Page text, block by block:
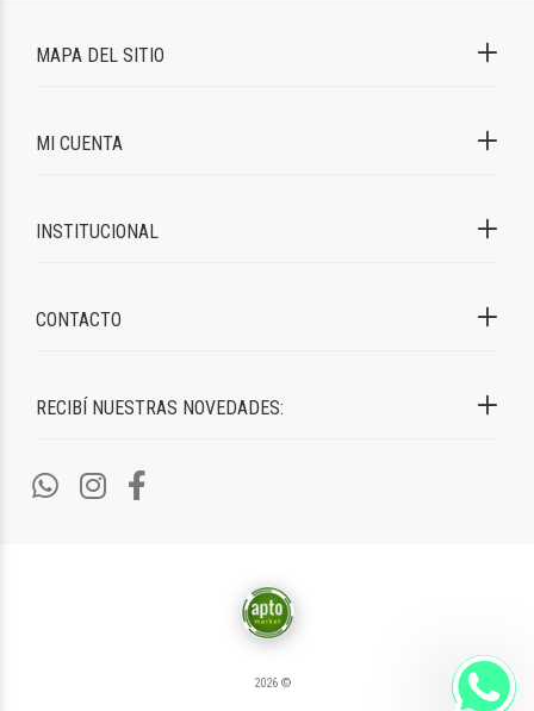
RECIBÍ NUESTRAS NOVEDADES:
MAPA DEL SITIO
MI CUENTA
INSTITUCIONAL
CONTACTO
2026 ©